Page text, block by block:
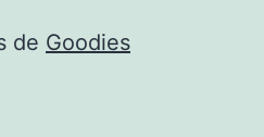
de Goodies